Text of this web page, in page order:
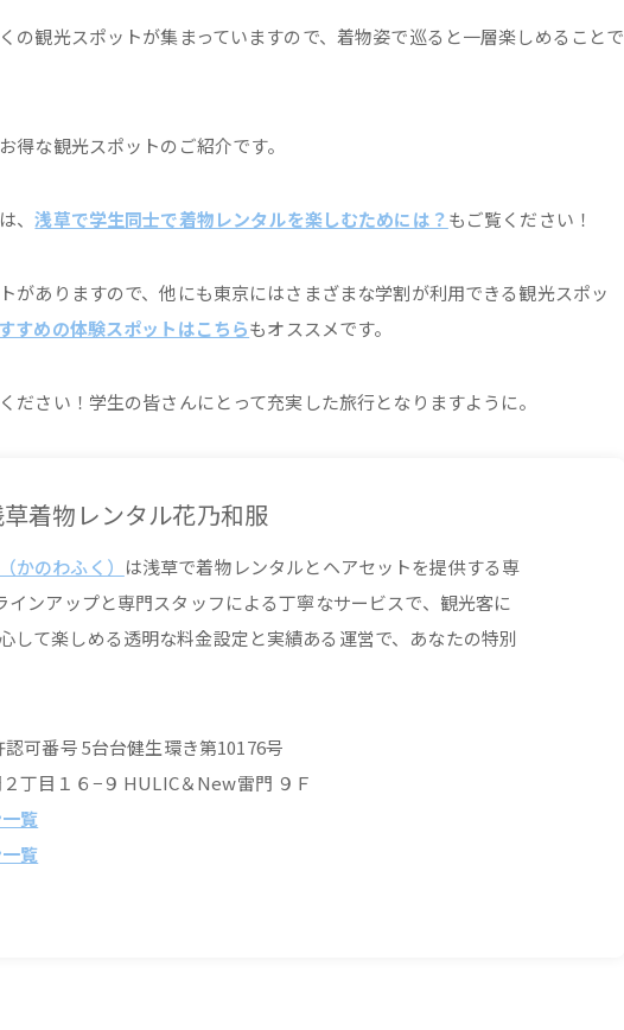
の観光スポットが集まっていますので、着物姿で巡ると一層楽しめることで
得な観光スポットのご紹介です。
、浅草で学生同士で着物レンタルを楽しむためには？もご覧ください！
がありますので、他にも東京にはさまざまな学割が利用できる観光スポッ
すめの体験スポットはこちらもオススメです。
ださい！学生の皆さんにとって充実した旅行となりますように。
着物レンタル花乃和服
かのわふく） は浅草で着物レンタルとヘアセットを提供する専
インアップと専門スタッフによる丁寧なサービスで、観光客に
して楽しめる透明な料金設定と実績ある運営で、あなたの特別
可番号 5台台健生環き第10176号
丁目１６−９ HULIC＆New雷門 ９Ｆ
覧
覧